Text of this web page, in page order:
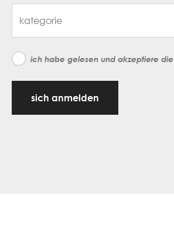
ich habe gelesen und akzeptiere die
sich anmelden